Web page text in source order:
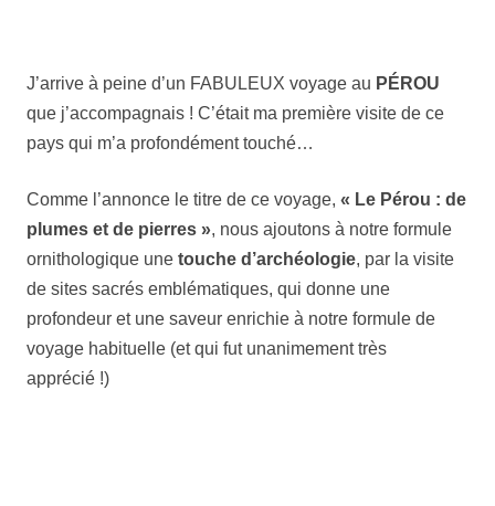
J’arrive à peine d’un FABULEUX voyage au PÉROU
que j’accompagnais ! C’était ma première visite de ce
pays qui m’a profondément touché…
Comme l’annonce le titre de ce voyage, « Le Pérou : de
plumes et de pierres », nous ajoutons à notre formule
ornithologique une touche d’archéologie, par la visite
de sites sacrés emblématiques, qui donne une
profondeur et une saveur enrichie à notre formule de
voyage habituelle (et qui fut unanimement très
apprécié !)